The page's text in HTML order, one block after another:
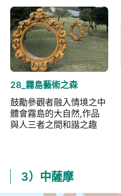
28_霧島藝術之森
鼓勵參觀者融入情境之中
體會霧島的大自然,作品
與人三者之間和諧之趣
3）中薩摩